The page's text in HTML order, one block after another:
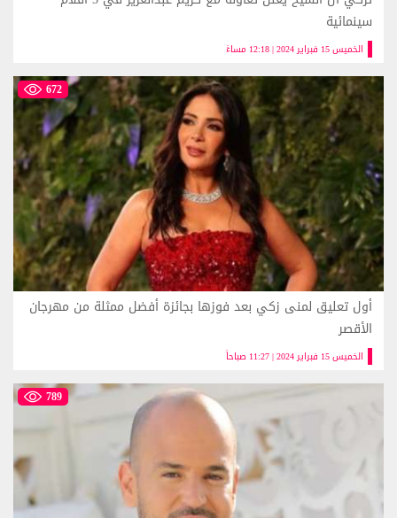
الخميس 15 فبراير 2024 | 12:18 مساءً
سينمائية
672
الخميس 15 فبراير 2024 | 11:27 صباحاً
أول تعليق لمنى زكي بعد فوزها بجائزة أفضل ممثلة من مهرجان
الأقصر
789